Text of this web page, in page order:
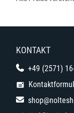
KONTAKT
+49 (2571)